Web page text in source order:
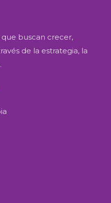
buscan crecer,
de la estrategia, la